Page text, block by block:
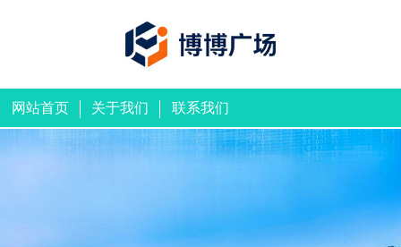
网站首页 关于我们 联系我们